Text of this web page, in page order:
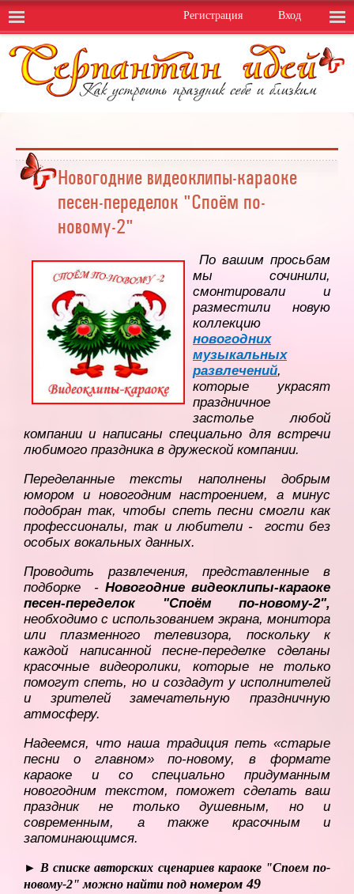
Вход
Регистрация
Новогодние видеоклипы-караоке
песен-переделок "Споём по-
новому-2"
По вашим просьбам
мы сочинили,
смонтировали и
разместили новую
коллекцию
новогодних
музыкальных
развлечений,
которые украсят
праздничное
застолье любой
компании и написаны специально для встречи
любимого праздника в дружеской компании.
Переделанные тексты наполнены добрым
юмором и новогодним настроением, а минус
подобран так, чтобы спеть песни смогли как
профессионалы, так и любители - гости без
особых вокальных данных.
Проводить развлечения, представленные в
подборке - Новогодние видеоклипы-караоке
песен-переделок "Споём по-новому-2",
необходимо с использованием экрана, монитора
или плазменного телевизора, поскольку к
каждой написанной песне-переделке сделаны
красочные видеоролики, которые не только
помогут спеть, но и создадут у исполнителей
и зрителей замечательную праздничную
атмосферу.
Надеемся, что наша традиция петь «старые
песни о главном» по-новому, в формате
караоке и со специально придуманным
новогодним текстом, поможет сделать ваш
праздник не только душевным, но и
современным, а также красочным и
запоминающимся.
► В списке авторских сценариев караоке "Споем по-
новому-2" можно найти под номером 49